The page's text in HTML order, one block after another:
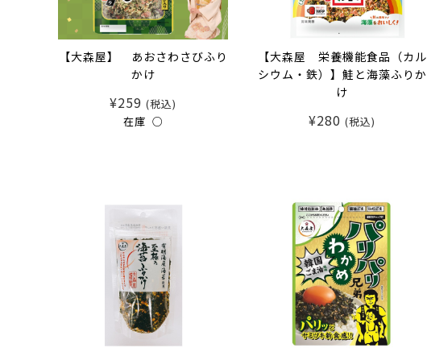
【大森屋】 あおさわさびふり
かけ
¥259 (税込)
在庫 ○
【大森屋 栄養機能食品（カル
シウム・鉄）】鮭と海藻ふりか
け
¥280 (税込)